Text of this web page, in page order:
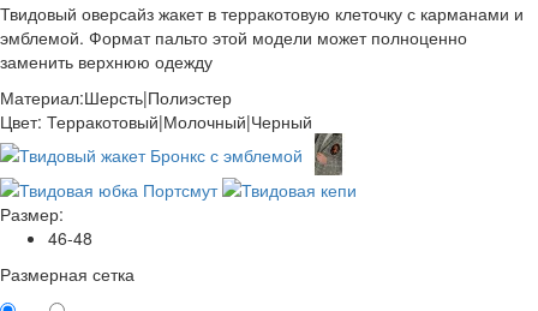
Твидовый оверсайз жакет в терракотовую клеточку с карманами и
эмблемой. Формат пальто этой модели может полноценно
заменить верхнюю одежду
Материал:Шерсть|Полиэстер
Цвет: Терракотовый|Молочный|Черный
Размер:
46-48
Размерная сетка